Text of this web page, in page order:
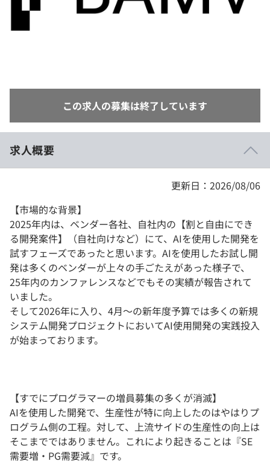
この求人の募集は終了しています
求人概要
更新日：2026/08/06
【市場的な背景】
2025年内は、ベンダー各社、自社内の【割と自由にでき
る開発案件】（自社向けなど）にて、AIを使用した開発を
試すフェーズであったと思います。AIを使用したお試し開
発は多くのベンダーが上々の手ごたえがあった様子で、
25年内のカンファレンスなどでもその実績が報告されて
いました。
そして2026年に入り、4月～の新年度予算では多くの新規
システム開発プロジェクトにおいてAI使用開発の実践投入
が始まっております。
【すでにプログラマーの増員募集の多くが消滅】
AIを使用した開発で、生産性が特に向上したのはやはりプ
ログラム側の工程。対して、上流サイドの生産性の向上は
そこまでではありません。これにより起きることは『SE
需要増・PG需要減』です。